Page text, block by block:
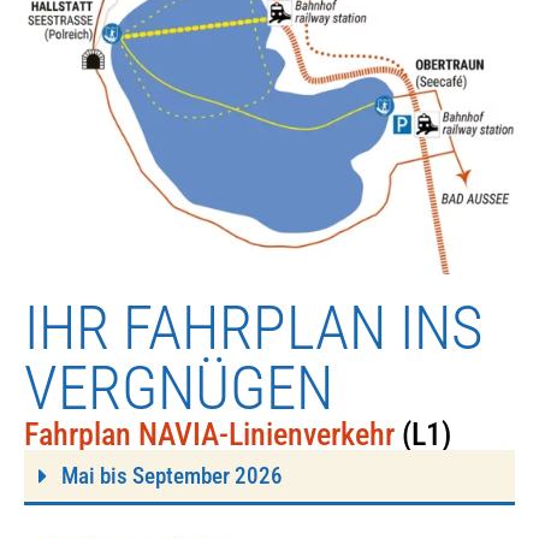
IHR FAHRPLAN INS
VERGNÜGEN
Fahrplan NAVIA-Linienverkehr (L1)
Mai bis Sep­tem­ber 2026